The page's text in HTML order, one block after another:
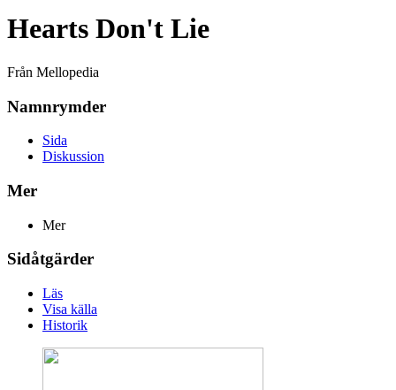
Hearts Don't Lie
Från Mellopedia
Namnrymder
Sida
Diskussion
Mer
Mer
Sidåtgärder
Läs
Visa källa
Historik